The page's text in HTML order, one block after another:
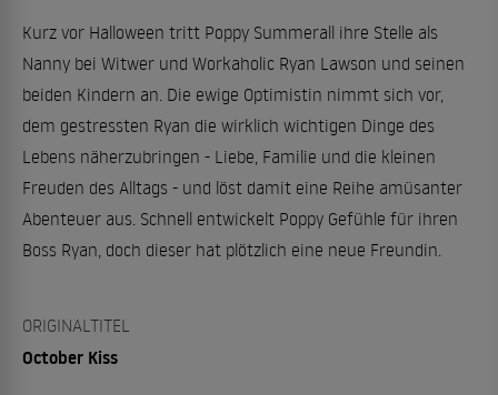
Kurz vor Halloween tritt Poppy Summerall ihre Stelle als
Nanny bei Witwer und Workaholic Ryan Lawson und seinen
beiden Kindern an. Die ewige Optimistin nimmt sich vor,
dem gestressten Ryan die wirklich wichtigen Dinge des
Lebens näherzubringen - Liebe, Familie und die kleinen
Freuden des Alltags - und löst damit eine Reihe amüsanter
Abenteuer aus. Schnell entwickelt Poppy Gefühle für ihren
Boss Ryan, doch dieser hat plötzlich eine neue Freundin.
ORIGINALTITEL
October Kiss